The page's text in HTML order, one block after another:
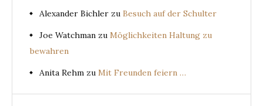
Alexander Bichler zu Besuch auf der Schulter
Joe Watchman zu Möglichkeiten Haltung zu
bewahren
Anita Rehm zu Mit Freunden feiern …